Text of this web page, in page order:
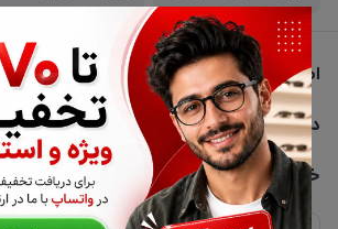
اطلاعات تماس
02177116909
info@civiliha.com
ارسال فوری در تهران + ارسال به سراسر کشور
دسترسی سریع
حساب کاربری
مجله فروشگاه
خدمات مشتریان
حریم خصوصی